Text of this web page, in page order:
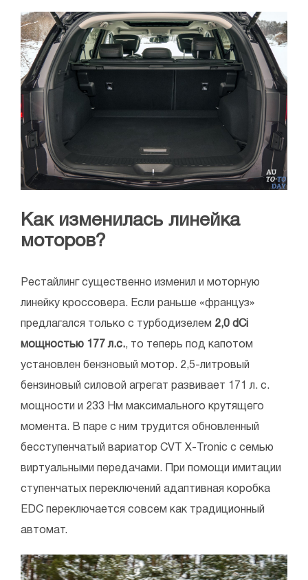
Как изменилась линейка
моторов?
Рестайлинг существенно изменил и моторную
линейку кроссовера. Если раньше «француз»
предлагался только с турбодизелем 2,0 dCi
мощностью 177 л.с., то теперь под капотом
установлен бензновый мотор. 2,5-литровый
бензиновый силовой агрегат развивает 171 л. с.
мощности и 233 Нм максимального крутящего
момента. В паре с ним трудится обновленный
бесступенчатый вариатор CVT X-Tronic с семью
виртуальными передачами. При помощи имитации
ступенчатых переключений адаптивная коробка
EDC переключается совсем как традиционный
автомат.